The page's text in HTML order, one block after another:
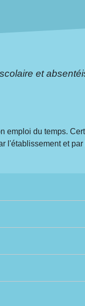
et
emploi du temps.
l'établissement et